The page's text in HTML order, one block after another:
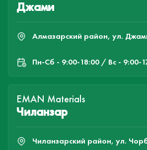
Джами
Алмазарский район, ул.
Пн-Cб - 9:00-18:00 / Вс - 9:00-
EMAN Materials
Чиланзар
Чиланзарский район, ул.